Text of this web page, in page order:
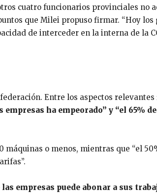
cuatro funcionarios provinciales no
que Milei propuso firmar. “Hoy
de interceder en la interna de la
Entre los aspectos relevantes
ha empeorado” y “el 65%
máquinas o menos, mientras que “el
las empresas puede abonar a sus